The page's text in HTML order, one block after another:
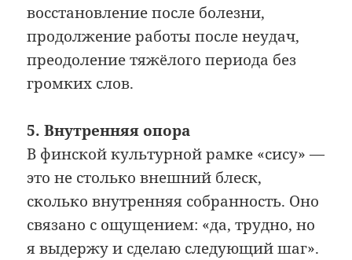
восстановление после болезни,
продолжение работы после неудач,
преодоление тяжёлого периода без
громких слов.
5. Внутренняя опора
В финской культурной рамке «сису» —
это не столько внешний блеск,
сколько внутренняя собранность. Оно
связано с ощущением: «да, трудно, но
я выдержу и сделаю следующий шаг».